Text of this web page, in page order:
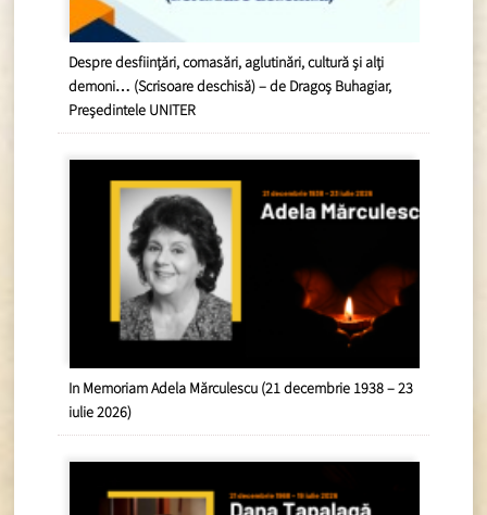
Despre desființări, comasări, aglutinări, cultură și alți
demoni… (Scrisoare deschisă) – de Dragoș Buhagiar,
Președintele UNITER
In Memoriam Adela Mărculescu (21 decembrie 1938 – 23
iulie 2026)